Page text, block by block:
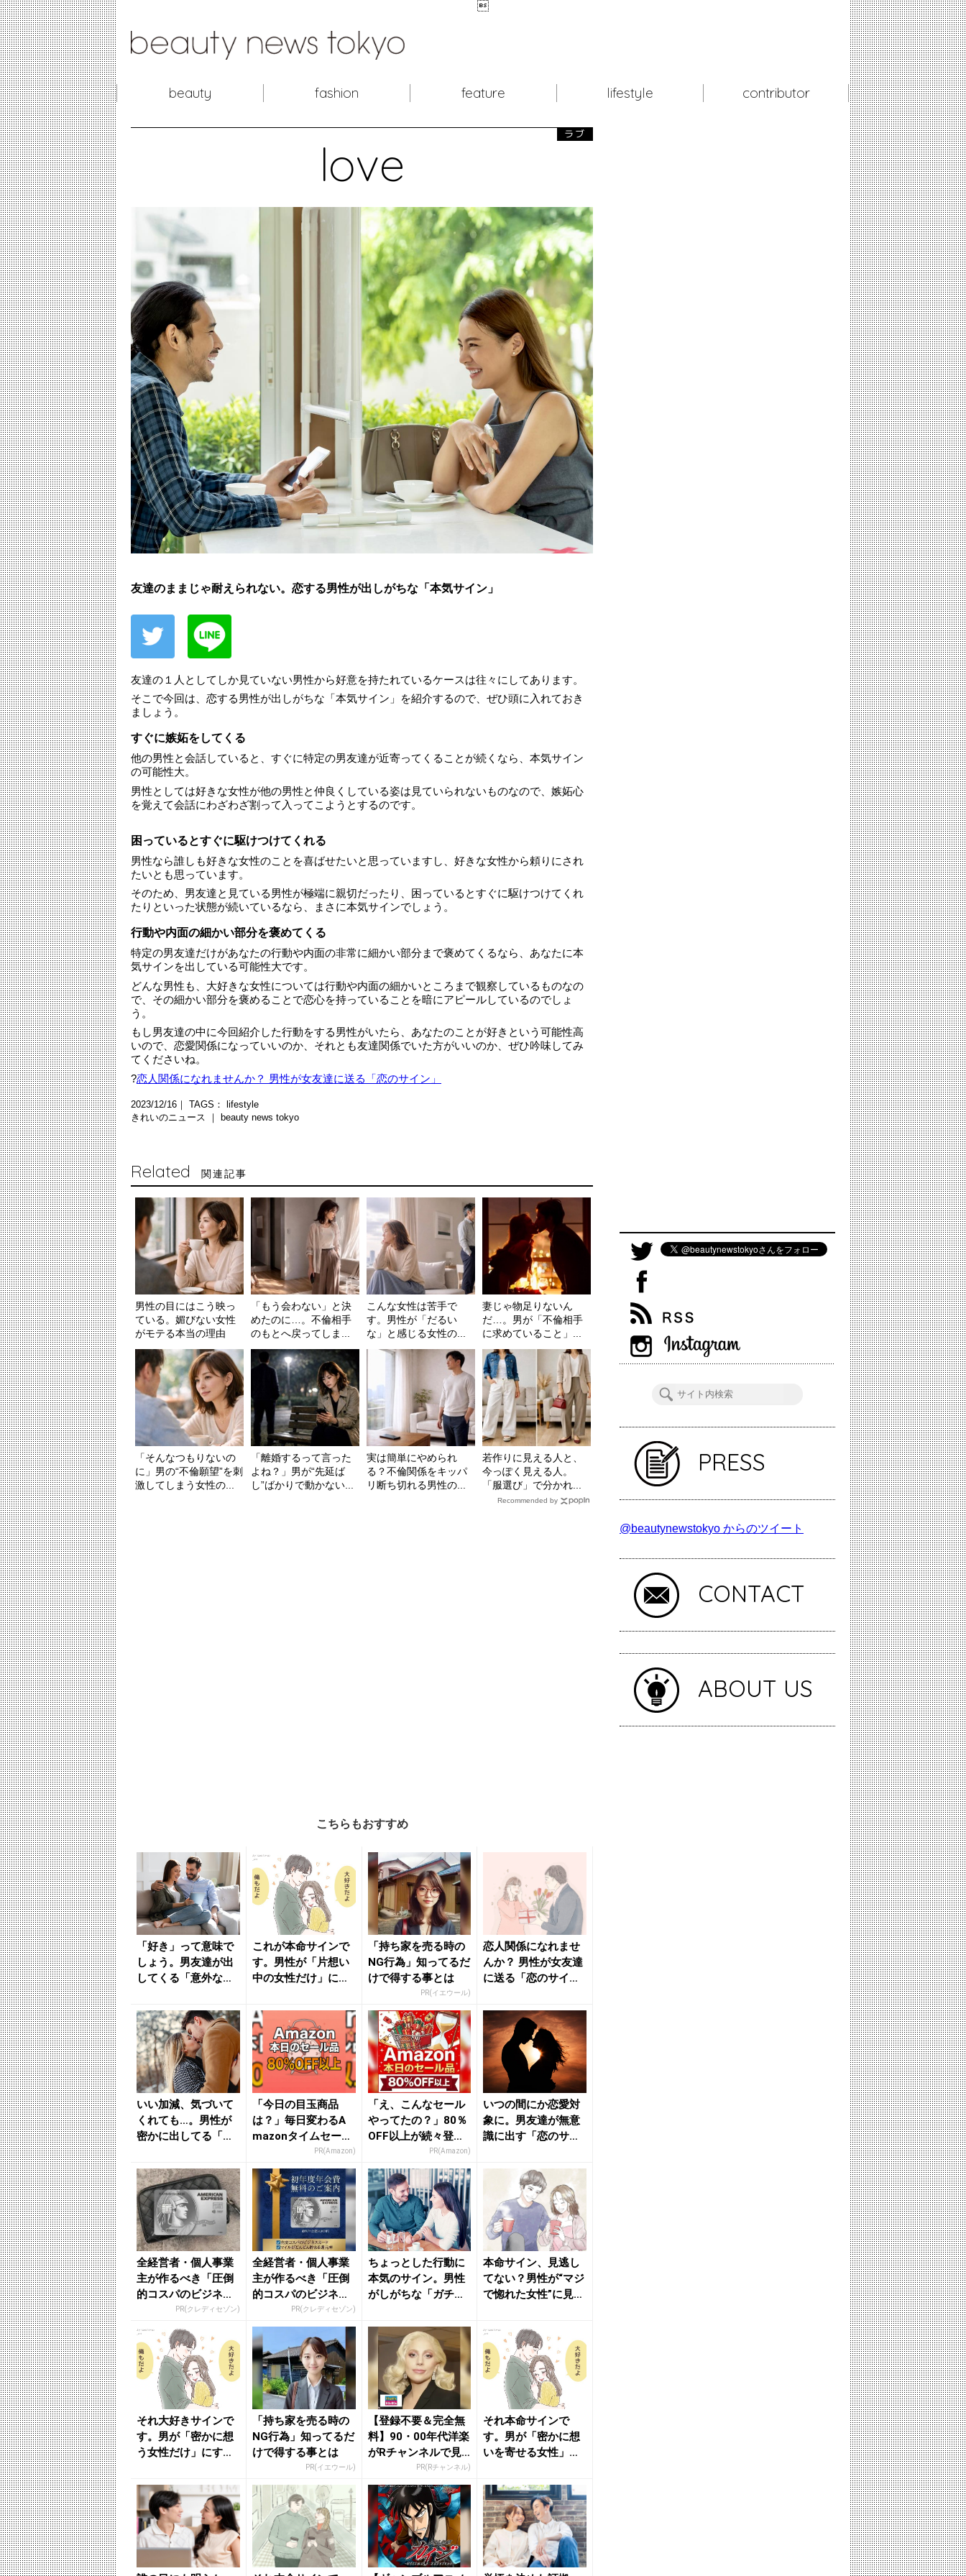

beauty fashion feature lifestyle contributor
love
ラブ
友達のままじゃ耐えられない。恋する男性が出しがちな「本気サイン」
友達の１人としてしか見ていない男性から好意を持たれているケースは往々にしてあります。
そこで今回は、恋する男性が出しがちな「本気サイン」を紹介するので、ぜひ頭に入れておき
ましょう。
すぐに嫉妬をしてくる
他の男性と会話していると、すぐに特定の男友達が近寄ってくることが続くなら、本気サイン
の可能性大。
男性としては好きな女性が他の男性と仲良くしている姿は見ていられないものなので、嫉妬心
を覚えて会話にわざわざ割って入ってこようとするのです。
困っているとすぐに駆けつけてくれる
男性なら誰しも好きな女性のことを喜ばせたいと思っていますし、好きな女性から頼りにされ
たいとも思っています。
そのため、男友達と見ている男性が極端に親切だったり、困っているとすぐに駆けつけてくれ
たりといった状態が続いているなら、まさに本気サインでしょう。
行動や内面の細かい部分を褒めてくる
特定の男友達だけがあなたの行動や内面の非常に細かい部分まで褒めてくるなら、あなたに本
気サインを出している可能性大です。
どんな男性も、大好きな女性については行動や内面の細かいところまで観察しているものなの
で、その細かい部分を褒めることで恋心を持っていることを暗にアピールしているのでしょ
う。
もし男友達の中に今回紹介した行動をする男性がいたら、あなたのことが好きという可能性高
いので、恋愛関係になっていいのか、それとも友達関係でいた方がいいのか、ぜひ吟味してみ
てくださいね。
?恋人関係になれませんか？ 男性が女友達に送る「恋のサイン」
2023/12/16｜ TAGS：
lifestyle
きれいのニュース ｜
beauty news tokyo
Related 関連記事
男性の目にはこう映っ
ている。媚びない女性
がモテる本当の理由
「もう会わない」と決
めたのに…。不倫相手
のもとへ戻ってしま...
こんな女性は苦手で
す。男性が「だるい
な」と感じる女性の...
妻じゃ物足りないん
だ…。男が「不倫相手
に求めていること」...
「そんなつもりないの
に」男の“不倫願望”を刺
激してしまう女性の...
「離婚するって言った
よね？」男が“先延ば
し”ばかりで動かない...
実は簡単にやめられ
る？不倫関係をキッパ
リ断ち切れる男性の...
若作りに見える人と、
今っぽく見える人。
「服選び」で分かれ...
Recommended by
こちらもおすすめ
「好き」って意味で
しょう。男友達が出
してくる「意外な本
のニ...
これが本命サインで
す。男性が「片想い
中の女性だけ」にす
ュー...
「持ち家を売る時の
NG行為」知ってるだ
けで得する事とは
PR(イエウール)
恋人関係になれませ
んか？ 男性が女友達
に送る「恋のサイ
ース...
いい加減、気づいて
くれても…。男性が
密かに出してる「脈
いの...
「今日の目玉商品
は？」毎日変わるA
mazonタイムセール
が見逃せないPR(Amazon)
「え、こんなセール
やってたの？」80％
OFF以上が続々登
場！Amazonの本気
が...
PR(Amazon)
いつの間にか恋愛対
象に。男友達が無意
識に出す「恋のサイ
ース...
全経営者・個人事業
主が作るべき「圧倒
的コスパのビジネス
カード」PR(クレディセゾン)
全経営者・個人事業
主が作るべき「圧倒
的コスパのビジネス
カード」PR(クレディセゾン)
ちょっとした行動に
本気のサイン。男性
がしがちな「ガチ惚
ニュ...
本命サイン、見逃し
てない？男性が“マジ
で惚れた女性”に見せ
それ大好きサインで
す。男が「密かに想
う女性だけ」にする
ース...
「持ち家を売る時の
NG行為」知ってるだ
けで得する事とは
PR(イエウール)
【登録不要＆完全無
料】90・00年代洋楽
がRチャンネルで見
PR(Rチャンネル)
それ本命サインで
す。男が「密かに想
いを寄せる女性」に
ニュー...
PRESS
@beautynewstokyo からのツイート
CONTACT
ABOUT US